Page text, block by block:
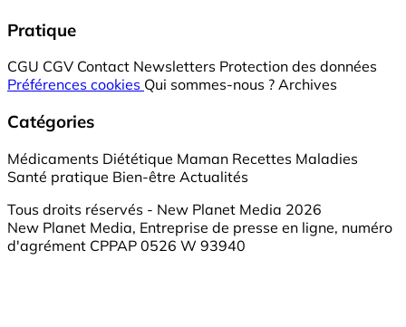
Pratique
CGU CGV Contact Newsletters Protection des données
Préférences cookies Qui sommes-nous ? Archives
Catégories
Médicaments Diététique Maman Recettes Maladies
Santé pratique Bien-être Actualités
Tous droits réservés - New Planet Media 2026
New Planet Media, Entreprise de presse en ligne, numéro
d'agrément CPPAP 0526 W 93940